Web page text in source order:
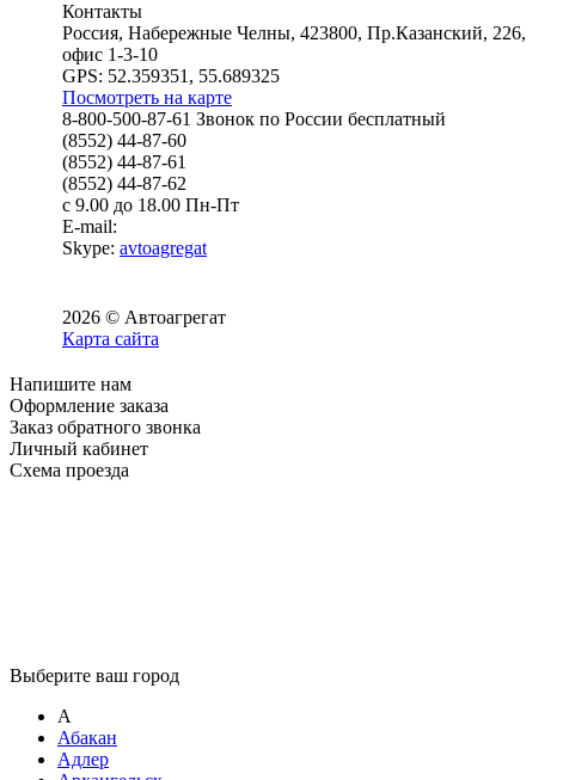
Контакты
Россия, Набережные Челны, 423800, Пр.Казанский, 226,
офис 1-3-10
GPS: 52.359351, 55.689325
Посмотреть на карте
8-800-500-87-61 Звонок по России бесплатный
(8552) 44-87-60
(8552) 44-87-61
(8552) 44-87-62
с 9.00 до 18.00 Пн-Пт
E-mail:
Skype: avtoagregat
2026 © Автоагрегат
Карта сайта
Напишите нам
Оформление заказа
Заказ обратного звонка
Личный кабинет
Схема проезда
Выберите ваш город
А
Абакан
Адлер